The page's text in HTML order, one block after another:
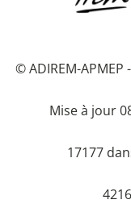
© ADIREM-APMEP
Mise à jour
17177